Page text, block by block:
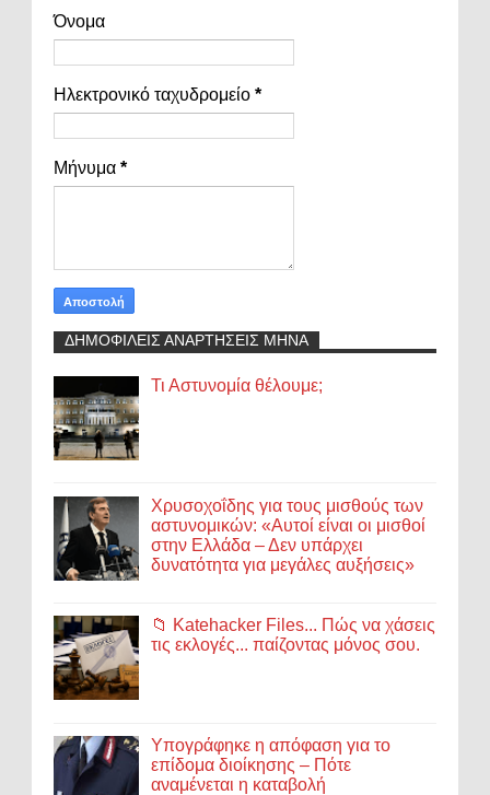
Όνομα
Ηλεκτρονικό ταχυδρομείο *
Μήνυμα *
ΔΗΜΟΦΙΛΕΙΣ ΑΝΑΡΤΗΣΕΙΣ ΜΗΝΑ
Τι Αστυνομία θέλουμε;
Χρυσοχοΐδης για τους μισθούς των
αστυνομικών: «Αυτοί είναι οι μισθοί
στην Ελλάδα – Δεν υπάρχει
δυνατότητα για μεγάλες αυξήσεις»
📁 Katehacker Files... Πώς να χάσεις
τις εκλογές... παίζοντας μόνος σου.
Υπογράφηκε η απόφαση για το
επίδομα διοίκησης – Πότε
αναμένεται η καταβολή